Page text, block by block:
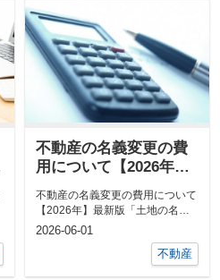
不動産の名義変更の費
用について【2026年】
最新版
不動産の名義変更の費用について
【2026年】最新版「土地の名義
変更は難しいんじゃないの？」と
2026-06-01
不動産